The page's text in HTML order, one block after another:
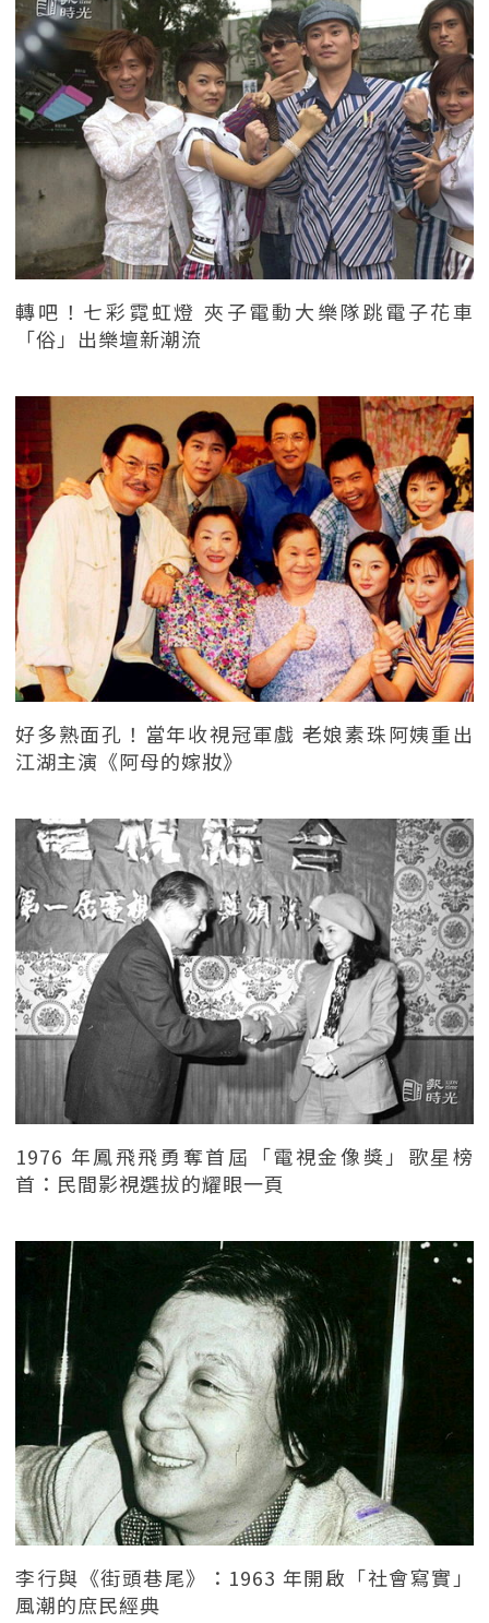
轉吧！七彩霓虹燈 夾子電動大樂隊跳電子花車
「俗」出樂壇新潮流
好多熟面孔！當年收視冠軍戲 老娘素珠阿姨重出
江湖主演《阿母的嫁妝》
1976 年鳳飛飛勇奪首屆「電視金像獎」歌星榜
首：民間影視選拔的耀眼一頁
李行與《街頭巷尾》：1963 年開啟「社會寫實」
風潮的庶民經典